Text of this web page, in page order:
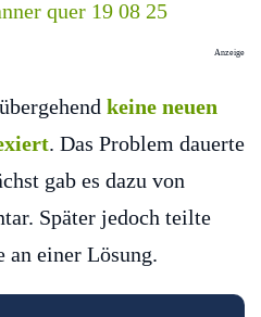
Anzeige
keine neuen
. Das Problem dauerte
gab es dazu von
Später jedoch teilte
an einer Lösung.